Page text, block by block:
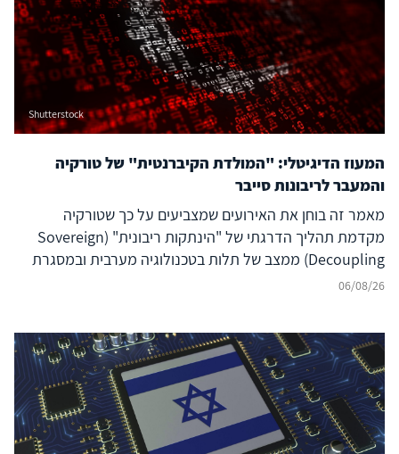
Shutterstock
המעוז הדיגיטלי: "המולדת הקיברנטית" של טורקיה
והמעבר לריבונות סייבר
מאמר זה בוחן את האירועים שמצביעים על כך שטורקיה
מקדמת תהליך הדרגתי של "הינתקות ריבונית" (Sovereign
Decoupling) ממצב של תלות בטכנולוגיה מערבית ובמסגרת
ברית נאט"ו לעבר בניית יכולת סייבר עצמאית ולמעצמת סייבר
מעבר לגבולותיה. להשלכות על הביטחון האזורי – בפרט עבור
ישראל, יוון, קפריסין ויכולת הפעולה המשותפת
(Interoperability) של נאט"ו – נודעת משמעות רבה, המחייבת
בחינה אסטרטגית קפדנית.
06/08/26